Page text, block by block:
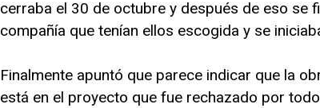
cerraba el 30 de octubre y después de eso se
compañía que tenían ellos escogida y se
Finalmente apuntó que parece indicar que la
está en el proyecto que fue rechazado por